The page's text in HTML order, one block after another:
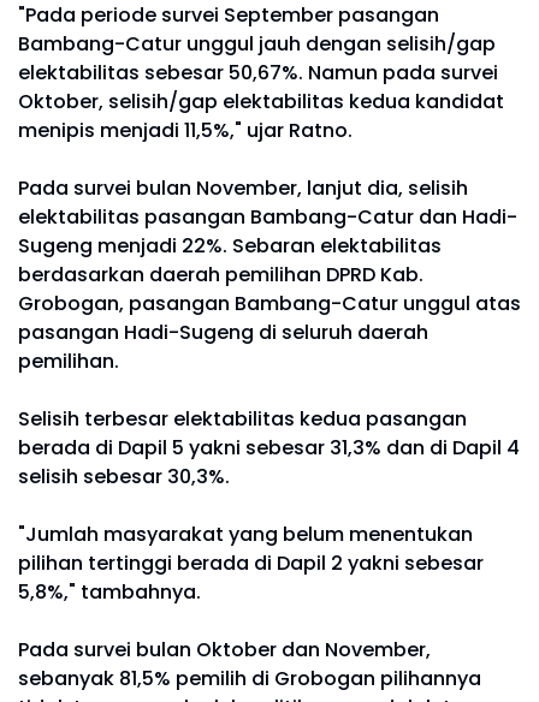
"Pada periode survei September pasangan
Bambang-Catur unggul jauh dengan selisih/gap
elektabilitas sebesar 50,67%. Namun pada survei
Oktober, selisih/gap elektabilitas kedua kandidat
menipis menjadi 11,5%," ujar Ratno.
Pada survei bulan November, lanjut dia, selisih
elektabilitas pasangan Bambang-Catur dan Hadi-
Sugeng menjadi 22%. Sebaran elektabilitas
berdasarkan daerah pemilihan DPRD Kab.
Grobogan, pasangan Bambang-Catur unggul atas
pasangan Hadi-Sugeng di seluruh daerah
pemilihan.
Selisih terbesar elektabilitas kedua pasangan
berada di Dapil 5 yakni sebesar 31,3% dan di Dapil 4
selisih sebesar 30,3%.
"Jumlah masyarakat yang belum menentukan
pilihan tertinggi berada di Dapil 2 yakni sebesar
5,8%," tambahnya.
Pada survei bulan Oktober dan November,
sebanyak 81,5% pemilih di Grobogan pilihannya